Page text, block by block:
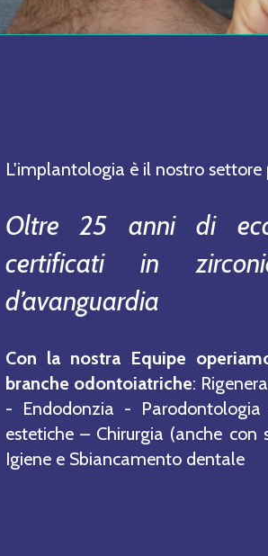
L'implantologia è il nostro
Oltre 25 anni di
certificati in
d’avanguardia
Con la nostra Equipe
branche odontoiatriche:
- Endodonzia -
estetiche – Chirurgia (anche con
Igiene e Sbiancamento dentale